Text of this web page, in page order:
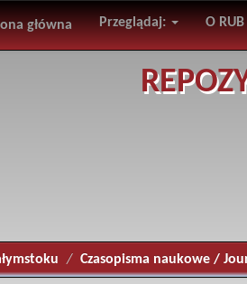
główna Przeglądaj: O
Czasopisma naukowe /